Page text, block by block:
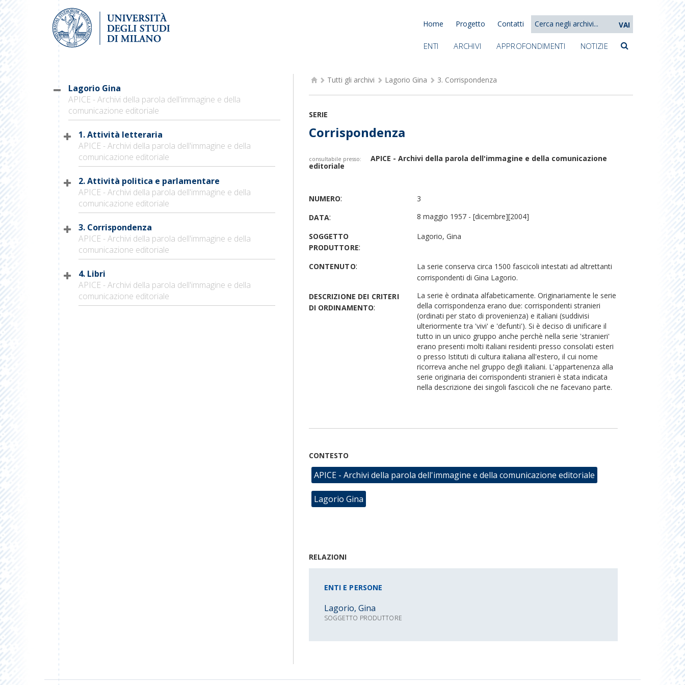
Home Progetto Contatti VAI
ENTI ARCHIVI APPROFONDIMENTI NOTIZIE
Tutti gli archivi Lagorio Gina 3. Corrispondenza
SERIE
Corrispondenza
consultabile presso: APICE - Archivi della parola dell'immagine e della comunicazione
editoriale
NUMERO:
3
DATA: 8 maggio 1957 - [dicembre][2004]
SOGGETTO
PRODUTTORE:
Lagorio, Gina
CONTENUTO:
La serie conserva circa 1500 fascicoli intestati ad altrettanti
corrispondenti di Gina Lagorio.
DESCRIZIONE DEI CRITERI
DI ORDINAMENTO:
La serie è ordinata alfabeticamente. Originariamente le serie
della corrispondenza erano due: corrispondenti stranieri
(ordinati per stato di provenienza) e italiani (suddivisi
ulteriormente tra 'vivi' e 'defunti'). Si è deciso di unificare il
tutto in un unico gruppo anche perchè nella serie 'stranieri'
erano presenti molti italiani residenti presso consolati esteri
o presso Istituti di cultura italiana all'estero, il cui nome
ricorreva anche nel gruppo degli italiani. L'appartenenza alla
serie originaria dei corrispondenti stranieri è stata indicata
nella descrizione dei singoli fascicoli che ne facevano parte.
CONTESTO
APICE - Archivi della parola dell'immagine e della comunicazione editoriale
Lagorio Gina
RELAZIONI
ENTI E PERSONE
Lagorio, Gina
SOGGETTO PRODUTTORE
Lagorio Gina
APICE - Archivi della parola dell'immagine e della
comunicazione editoriale
1. Attività letteraria
APICE - Archivi della parola dell'immagine e della
comunicazione editoriale
2. Attività politica e parlamentare
APICE - Archivi della parola dell'immagine e della
comunicazione editoriale
3. Corrispondenza
APICE - Archivi della parola dell'immagine e della
comunicazione editoriale
4. Libri
APICE - Archivi della parola dell'immagine e della
comunicazione editoriale